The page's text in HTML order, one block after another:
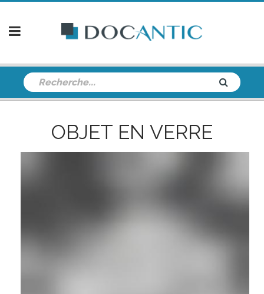
OBJET EN VERRE